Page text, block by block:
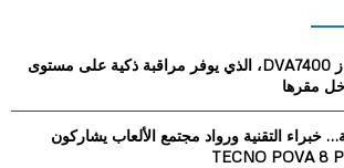
A
أطلقت Synology جهاز DVA7400، الذي يوفر مراقبة ذكية على مستوى
مقرها
خبراء التقنية ورواد مجتمع الألعاب يشاركون